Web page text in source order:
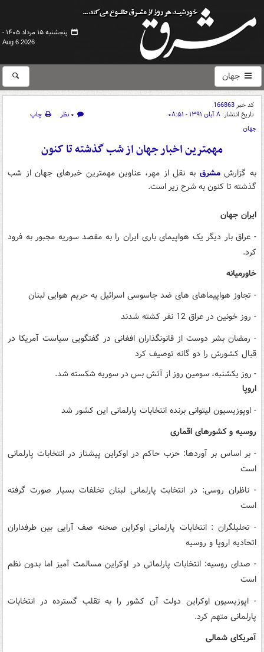
پنجشنبه ۱۵ مرداد ۱۴۰۵ -
Aug 6 2026
جهان
کد خبر166863
تاریخ انتشار: ۸ آبان ۱۳۹۱ - ۰۸:۵۱ ۰ نظر
چاپ
جهان
مهمترین اخبار جهان از شب گذشته تا کنون
به گزارشمشرق به نقل از مهر، عناوین مهمترین خبرهای جهان از شب
گذشته تا کنون به شرح زیر است.
ایران جهان
- عراق بار دیگر یک هواپیمای باری ایران را به مقصد سوریه مجبور به فرود
کرد.
خاورمیانه
- تجاوز هواپیماهای های ضد جاسوسی اسرائیل به حریم هوایی لبنان
- روز خونین در عراق 12 نفر کشته شدند
- رمضان بشر دوست از قانونگذاران افغانی در گفتگویی سیاست آمریکا در
قبال کشورش را دو گانه توصیف کرد
- روز یکشنبه، سومین روز از آتش بس در سوریه شکسته شد.
اروپا
- اوپوزیسیون لیتوانی برنده انتخابات پارلمانی این کشور شد
روسیه و کشورهای اقماری
- بر اساس بر آوردها: حزب حاکم در اوکراین پیشتاز در انتخابات پارلمانی
است
- ناظران روسی: در انتخابت پارلمانی لبنان تخلفات بسیار صورت گرفته
است
- تحلیلگران : انتخابات پارلمانی اوکراین صحنه صف آرایی بین طرفداران
اتحادیه اروپا و روسیه
- صدای روسیه: انتخابات پارلماتی در اوکراین مسالمت آمیز اما بدون نظم
است
- اپوزیسیون اوکراین دولت آن کشور را به تقلب گسترده در انتخابات
پارلمانی متهم کرد.
آمریکای شمالی